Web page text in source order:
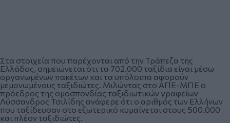
Στα στοιχεία που παρέχονται από την Τράπεζα της
Ελλάδος, σημειώνεται ότι τα 702.000 ταξίδια είναι μέσω
οργανωμένων πακέτων και τα υπόλοιπα αφορούν
μεμονωμένους ταξιδιώτες. Μιλώντας στο ΑΠΕ-ΜΠΕ ο
πρόεδρος της ομοσπονδίας ταξιδιωτικών γραφείων
Λύσσανδρος Τσιλίδης ανάφερε ότι ο αριθμός των Ελλήνων
που ταξίδευσαν στο εξωτερικό κυμαίνεται στους 500.000
και πλέον ταξιδιώτες.